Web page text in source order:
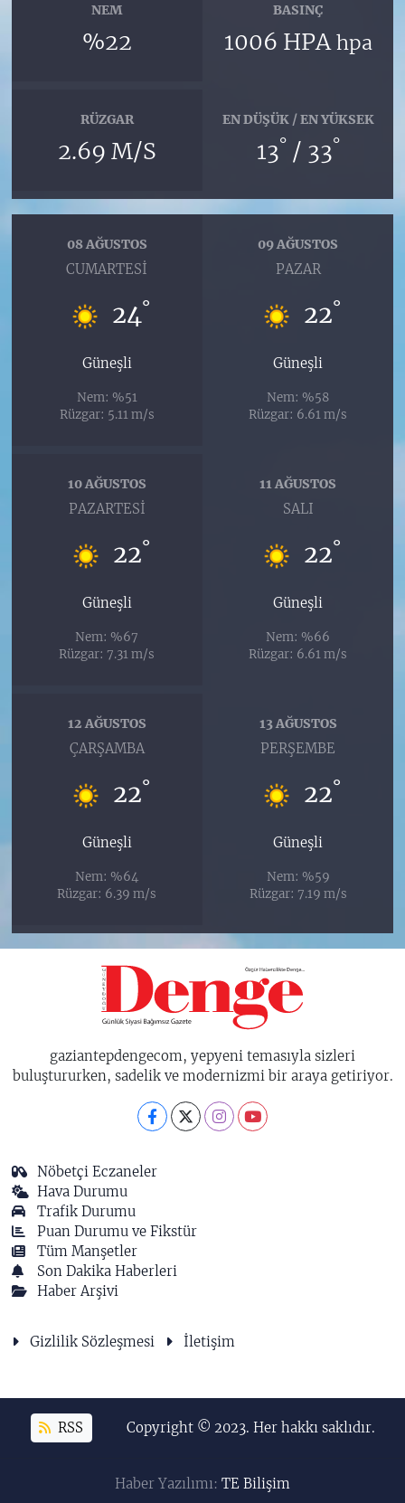
NEM
%22
BASINÇ
1006 HPAhpa
RÜZGAR
2.69 M/S
EN DÜŞÜK / EN YÜKSEK
13° / 33°
08 AĞUSTOS
CUMARTESI
24°
Güneşli
Nem: %51
Rüzgar: 5.11 m/s
09 AĞUSTOS
PAZAR
22°
Güneşli
Nem: %58
Rüzgar: 6.61 m/s
10 AĞUSTOS
PAZARTESI
22°
Güneşli
Nem: %67
Rüzgar: 7.31 m/s
11 AĞUSTOS
SALI
22°
Güneşli
Nem: %66
Rüzgar: 6.61 m/s
12 AĞUSTOS
ÇARŞAMBA
22°
Güneşli
Nem: %64
Rüzgar: 6.39 m/s
13 AĞUSTOS
PERŞEMBE
22°
Güneşli
Nem: %59
Rüzgar: 7.19 m/s
gaziantepdengecom, yepyeni temasıyla sizleri
buluştururken, sadelik ve modernizmi bir araya getiriyor.
Nöbetçi Eczaneler
Hava Durumu
Trafik Durumu
Puan Durumu ve Fikstür
Tüm Manşetler
Son Dakika Haberleri
Haber Arşivi
Gizlilik Sözleşmesi İletişim
RSS Copyright © 2023. Her hakkı saklıdır.
Haber Yazılımı: TE Bilişim